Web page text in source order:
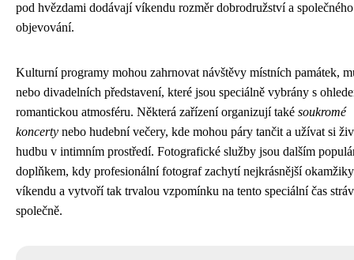
pod hvězdami dodávají víkendu rozměr dobrodružství a společného
objevování.
Kulturní programy mohou zahrnovat návštěvy místních památek,
nebo divadelních představení, které jsou speciálně vybrány s
romantickou atmosféru. Některá zařízení organizují také soukromé
koncerty nebo hudební večery, kde mohou páry tančit a užívat si
hudbu v intimním prostředí. Fotografické služby jsou dalším
doplňkem, kdy profesionální fotograf zachytí nejkrásnější okamžiky
víkendu a vytvoří tak trvalou vzpomínku na tento speciální čas
společně.